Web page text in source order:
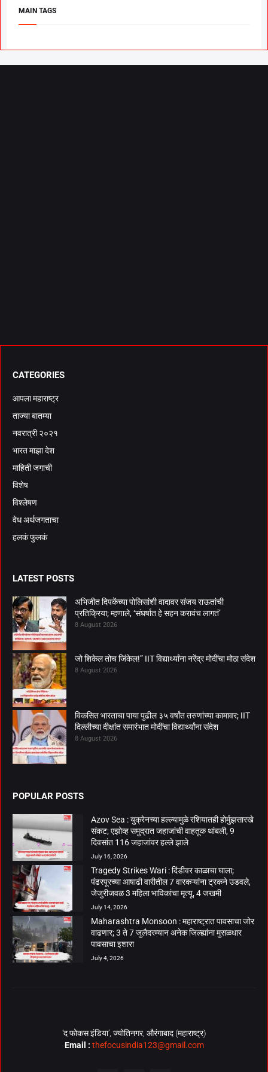
MAIN TAGS
CATEGORIES
आपला महाराष्ट्र
ताज्या बातम्या
नवरात्री २०२१
भारत माझा देश
माहिती जगाची
विशेष
विश्लेषण
वेध अर्थजगताचा
हलकं फुलकं
LATEST POSTS
अभिजीत दिपकेंच्या पोलिसांशी वादावर संजय राऊतांची
प्रतिक्रिया; म्हणाले, ‘संघर्षात हे सहन करावंच लागतं’
8 August 2026
जो शिकेल तोच जिंकेल!” IIT विद्यार्थ्यांना नरेंद्र मोदींचा मोठा संदेश
8 August 2026
विकसित भारताचा पाया पुढील ३५ वर्षांत तरुणांच्या कामावर; IIT
दिल्लीच्या दीक्षांत समारंभात मोदींचा विद्यार्थ्यांना संदेश
8 August 2026
POPULAR POSTS
Azov Sea : युक्रेनच्या हल्ल्यामुळे रशियातही होर्मुझसारखे
संकट; एझोव्ह समुद्रात जहाजांची वाहतूक थांबली, 9
दिवसांत 116 जहाजांवर हल्ले झाले
July 16, 2026
Tragedy Strikes Wari : दिंडीवर काळाचा घाला;
पंढरपूरच्या आषाढी वारीतील 7 वारकऱ्यांना ट्रकने उडवले,
जेजुरीजवळ 3 महिला भाविकांचा मृत्यू, 4 जखमी
July 14, 2026
Maharashtra Monsoon : महाराष्ट्रात पावसाचा जोर
वाढणार; 3 ते 7 जुलैदरम्यान अनेक जिल्ह्यांना मुसळधार
पावसाचा इशारा
July 4, 2026
‘द फोकस इंडिया’, ज्योतिनगर, औरंगाबाद (महाराष्ट्र)
Email : thefocusindia123@gmail.com